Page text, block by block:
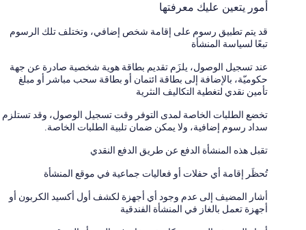
أمور يتعين عليك معرفتها
قد يتم تطبيق رسوم على إقامة شخص إضافي، وتختلف تلك الرسوم
تبعًا لسياسة المنشأة
عند تسجيل الوصول، يلزَم تقديم بطاقة هوية شخصية صادرة عن جهة
حكوميّة، بالإضافة إلى بطاقة ائتمان أو بطاقة سحب مباشر أو مبلغ
تأمين نقدي لتغطية التكاليف النثرية
تخضع الطلبات الخاصة لمدى التوفر وقت تسجيل الوصول، وقد تستلزم
سداد رسوم إضافية، ولا يمكن ضمان تلبية الطلبات الخاصة.
تقبل هذه المنشأة الدفع عن طريق الدفع النقدي
تُحظَر إقامة أي حفلات أو فعاليات جماعية في موقع المنشأة
أشار المضيف إلى عدم وجود أي أجهزة لكشف أول أكسيد الكربون أو
أجهزة تعمل بالغاز في المنشأة الفندقية